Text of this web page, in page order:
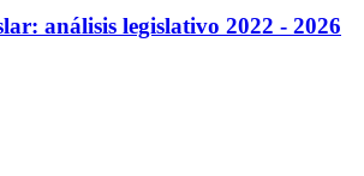
análisis legislativo 2022 - 2026